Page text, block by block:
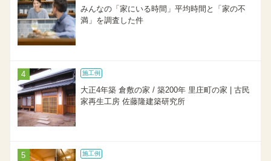
みんなの「家にいる時間」平均時間と「家の不
満」を調査した件
施工例
大正4年築 倉敷の家 / 築200年 里庄町の家 | 古民
家再生工房 佐藤隆建築研究所
施工例